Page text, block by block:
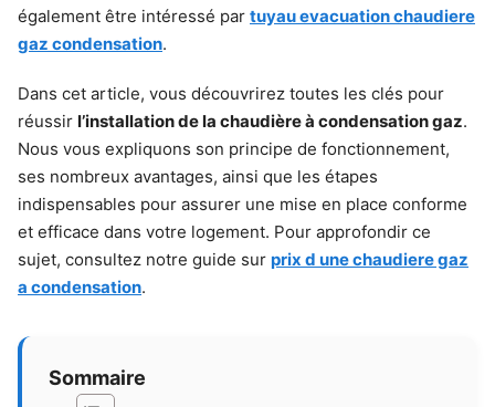
également être intéressé par tuyau evacuation chaudiere
gaz condensation.
Dans cet article, vous découvrirez toutes les clés pour
réussir l’installation de la chaudière à condensation gaz.
Nous vous expliquons son principe de fonctionnement,
ses nombreux avantages, ainsi que les étapes
indispensables pour assurer une mise en place conforme
et efficace dans votre logement. Pour approfondir ce
sujet, consultez notre guide sur prix d une chaudiere gaz
a condensation.
Sommaire